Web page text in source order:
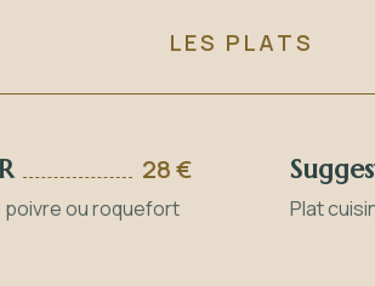
LES PLATS
28 €
poivre ou roquefort Plat